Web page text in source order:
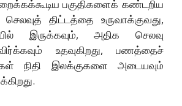
பகுதிகளைக் கண்டறிய
திட்டத்தை உருவாக்குவது,
இருக்கவும், அதிக செலவு
உதவுகிறது, பணத்தைச்
நிதி இலக்குகளை அடையவும்